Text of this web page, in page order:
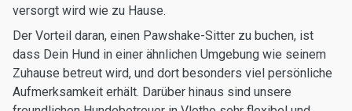
versorgt wird wie zu Hause.
Der Vorteil daran, einen Pawshake-Sitter zu buchen, ist
dass Dein Hund in einer ähnlichen Umgebung wie seinem
Zuhause betreut wird, und dort besonders viel persönliche
Aufmerksamkeit erhält. Darüber hinaus sind unsere